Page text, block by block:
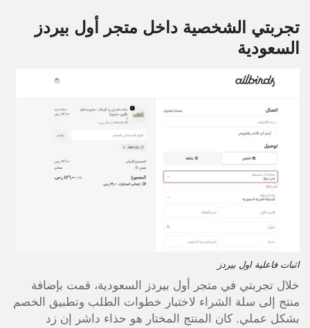
تجربتي الشخصية داخل متجر أول بيردز
السعودية
اثبات فاعلية اول بيردز
خلال تجربتي في متجر أول بيردز السعودية، قمت بإضافة
منتج إلى سلة الشراء لاختبار خطوات الطلب وتطبيق الخصم
بشكل عملي. كان المنتج المختار هو حذاء داشر إن زد